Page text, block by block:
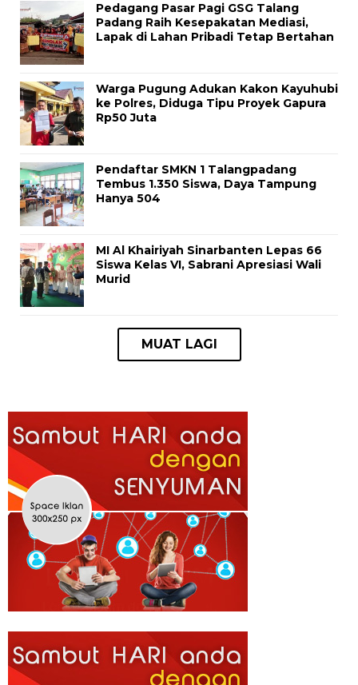
Pedagang Pasar Pagi GSG Talang
Padang Raih Kesepakatan Mediasi,
Lapak di Lahan Pribadi Tetap Bertahan
Warga Pugung Adukan Kakon Kayuhubi
ke Polres, Diduga Tipu Proyek Gapura
Rp50 Juta
Pendaftar SMKN 1 Talangpadang
Tembus 1.350 Siswa, Daya Tampung
Hanya 504
MI Al Khairiyah Sinarbanten Lepas 66
Siswa Kelas VI, Sabrani Apresiasi Wali
Murid